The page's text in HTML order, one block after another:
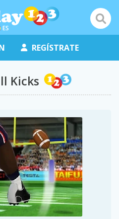
ES
REGÍSTRATE
Kicks